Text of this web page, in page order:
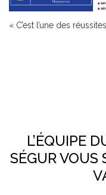
« C’est l’une des
L’ÉQUIPE
SÉGUR VOUS